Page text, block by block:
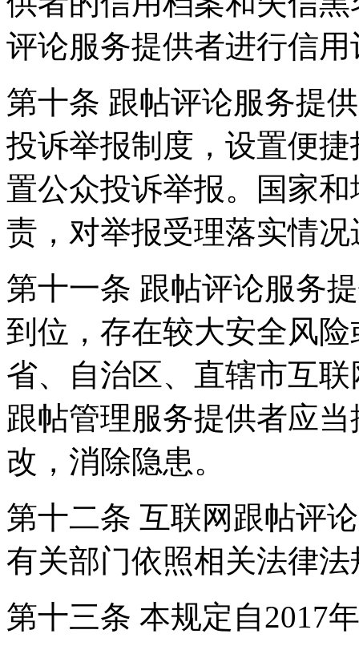
评论服务提供者进行信用
第十条 跟帖评论服务提
投诉举报制度，设置便
置公众投诉举报。国家
责，对举报受理落实情
第十一条 跟帖评论服务
到位，存在较大安全风
省、自治区、直辖市互
跟帖管理服务提供者应
改，消除隐患。
第十二条 互联网跟帖评
有关部门依照相关法律
第十三条 本规定自2017